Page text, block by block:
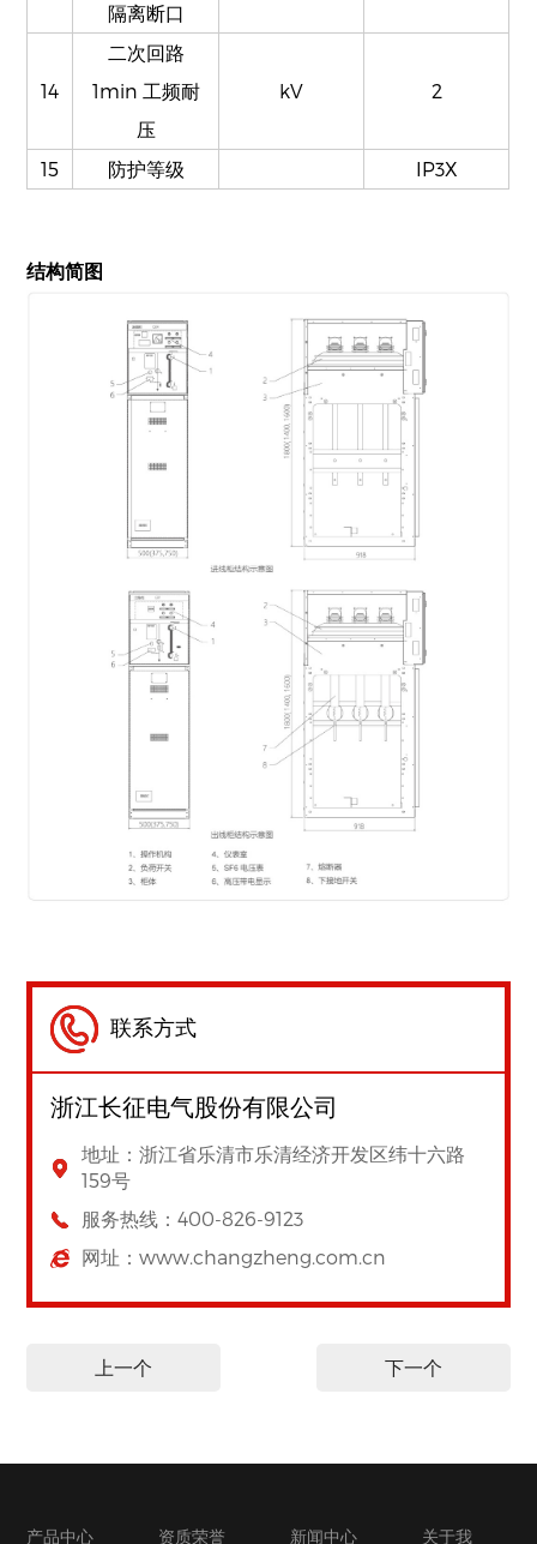
隔离断口
14
二次回路
1min 工频耐
压
kV 2
15 防护等级 IP3X
结构简图
联系方式
浙江长征电气股份有限公司
地址：浙江省乐清市乐清经济开发区纬十六路
159号
服务热线：400-826-9123
网址：www.changzheng.com.cn
上一个 下一个
产品中心 资质荣誉 新闻中心 关于我